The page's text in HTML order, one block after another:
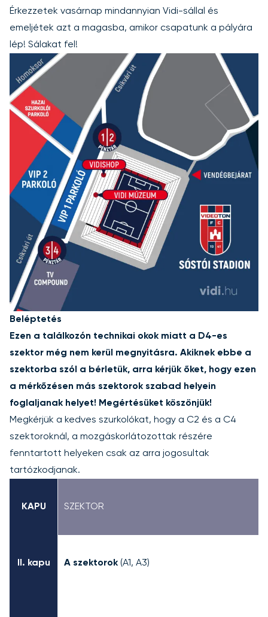
Érkezzetek vasárnap mindannyian Vidi-sállal és
emeljétek azt a magasba, amikor csapatunk a pályára
lép! Sálakat fel!
Beléptetés
Ezen a találkozón technikai okok miatt a D4-es
szektor még nem kerül megnyitásra. Akiknek ebbe a
szektorba szól a bérletük, arra kérjük őket, hogy ezen
a mérkőzésen más szektorok szabad helyein
foglaljanak helyet! Megértésüket köszönjük!
Megkérjük a kedves szurkolókat, hogy a C2 és a C4
szektoroknál, a mozgáskorlátozottak részére
fenntartott helyeken csak az arra jogosultak
tartózkodjanak.
KAPU SZEKTOR
II. kapu A szektorok (A1, A3)